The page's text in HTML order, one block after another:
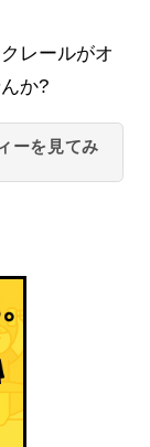
レールがオ
か?
ーを見てみ